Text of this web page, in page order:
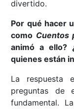
divertido.
Por qué hacer
como Cuentos
animó a ello?
quienes están
La respuesta
preguntas de
fundamental.